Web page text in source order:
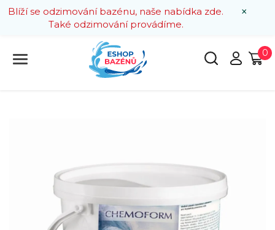
×
Blíží se odzimování bazénu, naše nabídka zde.
Také odzimování provádíme.
0